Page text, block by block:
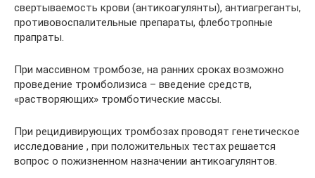
свертываемость крови (антикоагулянты), антиагреганты,
противовоспалительные препараты, флеботропные
прапраты.
При массивном тромбозе, на ранних сроках возможно
проведение тромболизиса – введение средств,
«растворяющих» тромботические массы.
При рецидивирующих тромбозах проводят генетическое
исследование , при положительных тестах решается
вопрос о пожизненном назначении антикоагулянтов.